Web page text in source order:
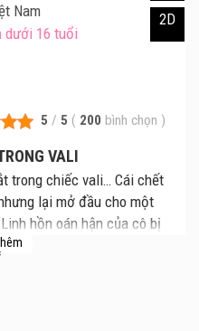
5 / 5 ( 200 bình chọn )
VALI
trong chiếc vali… Cái chết
lại mở đầu cho một
hồn oán hận của cô bị
quyết đòi lại công lý từ
Nam
dưới 16 tuổi
2D